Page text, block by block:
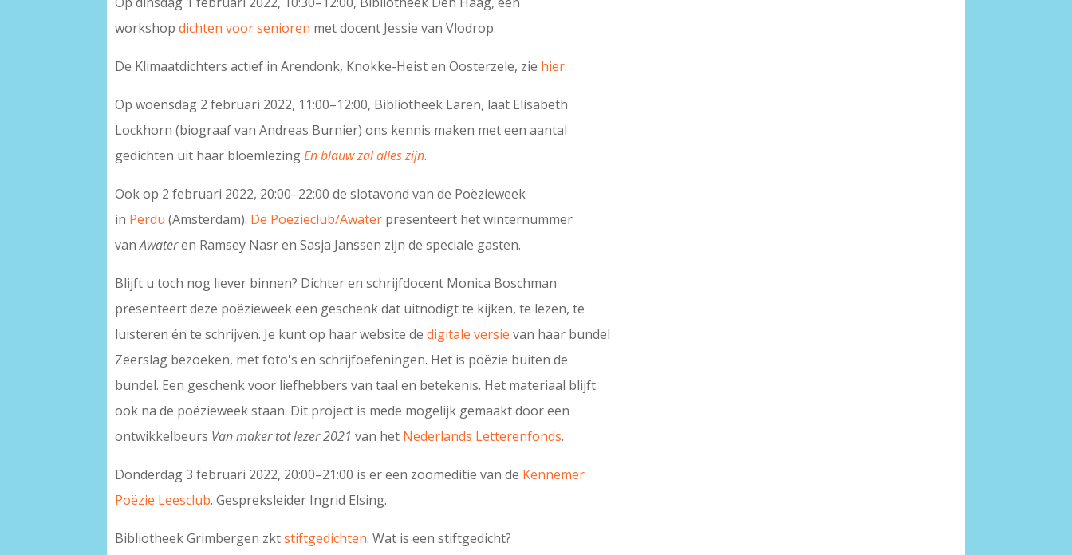
workshopdichten voor senioren met docent Jessie van Vlodrop.
De Klimaatdichters actief in Arendonk, Knokke-Heist en Oosterzele, zie hier.
Op woensdag 2 februari 2022, 11:00–12:00, Bibliotheek Laren, laat Elisabeth
Lockhorn (biograaf van Andreas Burnier) ons kennis maken met een aantal
gedichten uit haar bloemlezingEn blauw zal alles zijn.
Ook op 2 februari 2022, 20:00–22:00 de slotavond van de Poëzieweek
in Perdu (Amsterdam). De Poëzieclub/Awater presenteert het winternummer
vanAwateren Ramsey Nasr en Sasja Janssen zijn de speciale gasten.
Blijft u toch nog liever binnen? Dichter en schrijfdocent Monica Boschman
presenteert deze poëzieweek een geschenk dat uitnodigt te kijken, te lezen, te
luisteren én te schrijven. Je kunt op haar website dedigitale versie van haar bundel
Zeerslag bezoeken, met foto's en schrijfoefeningen. Het is poëzie buiten de
bundel. Een geschenk voor liefhebbers van taal en betekenis. Het materiaal blijft
ook na de poëzieweek staan. Dit project is mede mogelijk gemaakt door een
ontwikkelbeurs Van maker tot lezer 2021 van het Nederlands Letterenfonds.
Donderdag 3 februari 2022, 20:00–21:00 is er een zoomeditie van de Kennemer
Poëzie Leesclub. Gespreksleider Ingrid Elsing.
Bibliotheek Grimbergen zktstiftgedichten. Wat is een stiftgedicht?